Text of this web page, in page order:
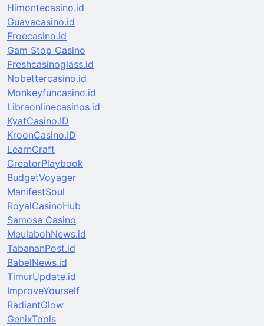
Himontecasino.id
Guavacasino.id
Froecasino.id
Gam Stop Casino
Freshcasinoglass.id
Nobettercasino.id
Monkeyfuncasino.id
Libraonlinecasinos.id
KyatCasino.ID
KroonCasino.ID
LearnCraft
CreatorPlaybook
BudgetVoyager
ManifestSoul
RoyalCasinoHub
Samosa Casino
MeulabohNews.id
TabananPost.id
BabelNews.id
TimurUpdate.id
ImproveYourself
RadiantGlow
GenixTools